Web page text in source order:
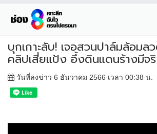
บุกเกาะลับ! เจอสวนปาล์มล้อม
คลิปเสี่ยแป้ง อึ้งดินแดนร้างมีจ
วันที่ลงข่าว 6 ธันวาคม 2566 เวลา 00:38 น.